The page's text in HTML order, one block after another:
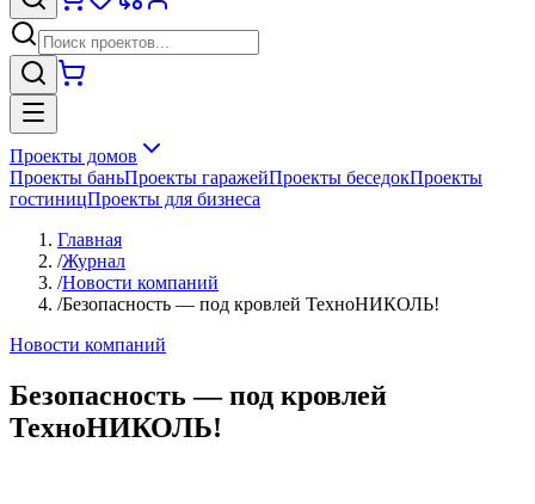
Проекты домов
Проекты баньПроекты гаражейПроекты беседокПроекты
гостиницПроекты для бизнеса
Главная
/Журнал
/Новости компаний
/Безопасность — под кровлей ТехноНИКОЛЬ!
Новости компаний
Безопасность — под кровлей
ТехноНИКОЛЬ!